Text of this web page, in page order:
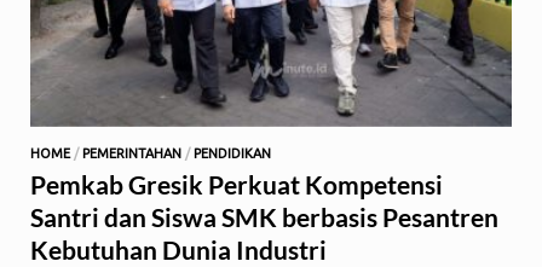
HOME/ PEMERINTAHAN / PENDIDIKAN
Pemkab Gresik Perkuat Kompetensi
Santri dan Siswa SMK berbasis Pesantren
Kebutuhan Dunia Industri